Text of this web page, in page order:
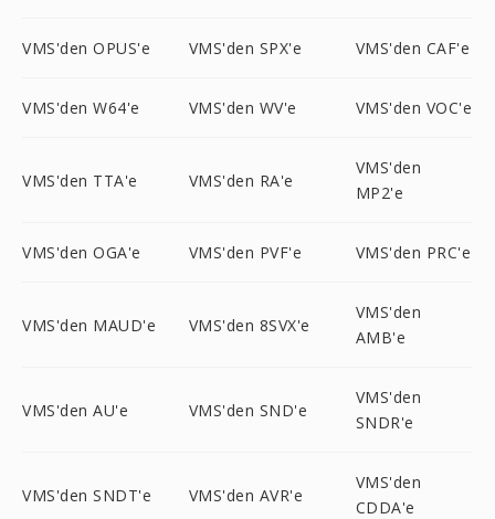
VMS'den OPUS'e VMS'den SPX'e VMS'den CAF'e
VMS'den W64'e VMS'den WV'e VMS'den VOC'e
VMS'den TTA'e VMS'den RA'e
VMS'den
MP2'e
VMS'den OGA'e VMS'den PVF'e VMS'den PRC'e
VMS'den MAUD'e VMS'den 8SVX'e
VMS'den
AMB'e
VMS'den AU'e VMS'den SND'e
VMS'den
SNDR'e
VMS'den SNDT'e VMS'den AVR'e
VMS'den
CDDA'e